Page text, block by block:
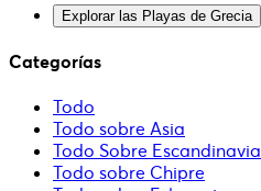
Explorar las Playas de Grecia
Categorías
Todo
Todo sobre Asia
Todo Sobre Escandinavia
Todo sobre Chipre